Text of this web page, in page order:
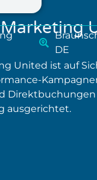
DE
United ist auf
ausgerichtet.